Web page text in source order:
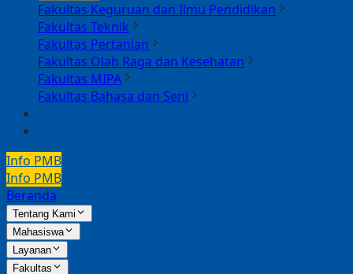
Fakultas Keguruan dan Ilmu Pendidikan
Fakultas Teknik
Fakultas Pertanian
Fakultas Olah Raga dan Kesehatan
Fakultas MIPA
Fakultas Bahasa dan Seni
Info PMB
Info PMB
Beranda
Tentang Kami
Mahasiswa
Layanan
Fakultas